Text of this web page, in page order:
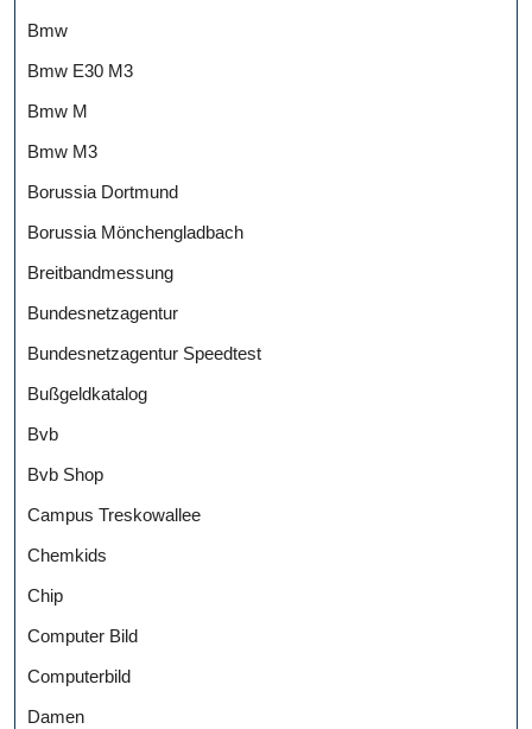
Bmw
Bmw E30 M3
Bmw M
Bmw M3
Borussia Dortmund
Borussia Mönchengladbach
Breitbandmessung
Bundesnetzagentur
Bundesnetzagentur Speedtest
Bußgeldkatalog
Bvb
Bvb Shop
Campus Treskowallee
Chemkids
Chip
Computer Bild
Computerbild
Damen